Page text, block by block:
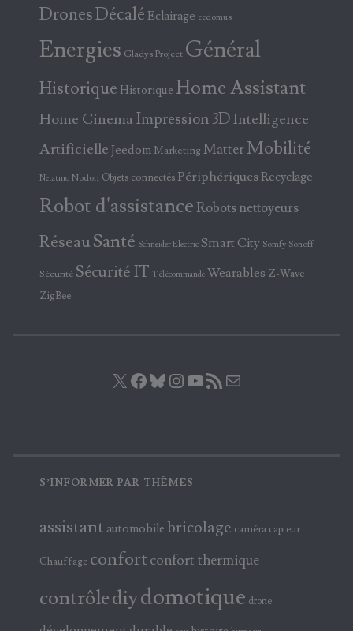
DronesDécalé Eclairage eedomus
Energies Gladys Project Général
Historique Historique Home Assistant
Home Cinema Impression 3DIntelligence
Artificielle Jeedom Marketing Matter Mobilité
Netatmo Nodon Objets connectés PériphériquesRecyclage
Robot d'assistance Robots nettoyeurs
RéseauSanté Schneider Electric Smart City Somfy Sonoff
Sécurité Sécurité IT Télécommande Wearables Z-Wave
ZigBee
X Facebook
Bluesky
Instagram
YouTube
Flux RSS
S’INFORMER PAR THÈMES
assistant automobile bricolage caméra capteur
Chauffage confort confort thermique
contrôlediydomotique drone